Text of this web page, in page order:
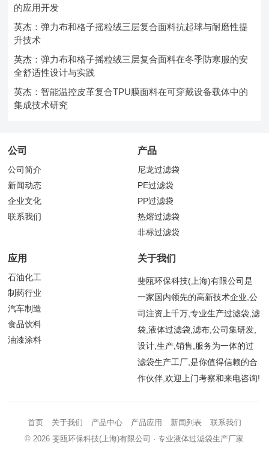
的应用开发
英杰：弹力布和格子摇粒绒三层复合面料抗起球与耐磨性提
升技术
英杰：弹力布和格子摇粒绒三层复合面料在冬季防寒服的安
全舒适性设计与实践
英杰：智能温控皮革复合TPU膜面料在可穿戴设备载体中的
集成技术研究
公司
公司简介
新闻动态
企业文化
联系我们
产品
尼龙过滤袋
PE过滤袋
PP过滤袋
热熔过滤袋
非标过滤袋
应用
石油化工
制药行业
汽车制造
食品饮料
油漆涂料
关于我们
斐瓯环保科技(上海)有限公司是
一家国内领先的高新技术企业,公
司注资上千万,专业生产过滤袋,滤
袋,液体过滤袋,滤布,公司集研发,
设计,生产,销售,服务为一体的过
滤袋生产工厂,是你值得信赖的合
作伙伴,欢迎上门考察和来电咨询!
首页 关于我们 产品中心 产品应用 新闻列表
联系我们
© 2026斐瓯环保科技(上海)有限公司 · 专业液体过滤袋生产厂家